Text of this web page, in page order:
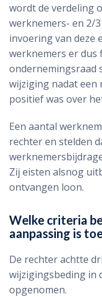
wordt de verdeling
werknemers- en 2/
invoering van deze
werknemers er dus
ondernemingsraad
wijziging nadat een
positief was over
Een aantal
rechter en stelden
Zij eisten alsnog
ontvangen loon.
Welke criteria
aanpassing is
De rechter achtte
wijzigingsbeding in
opgenomen.